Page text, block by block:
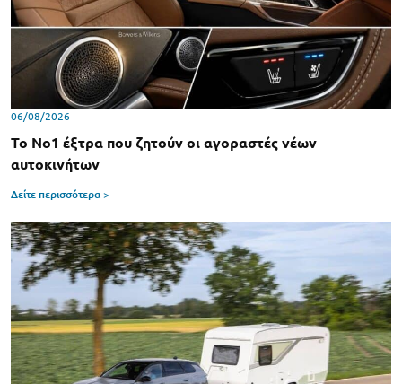
06/08/2026
Το Νο1 έξτρα που ζητούν οι αγοραστές νέων
αυτοκινήτων
Δείτε περισσότερα >